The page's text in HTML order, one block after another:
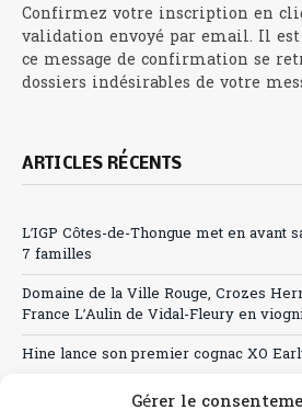
Gérer le
Confirmez votre inscription en
validation envoyé par email. Il est
ce message de confirmation se
dossiers indésirables de votre
ARTICLES RÉCENTS
L’IGP Côtes-de-Thongue met en avant
7 familles
Domaine de la Ville Rouge, Crozes
France L’Aulin de Vidal-Fleury en
Hine lance son premier cognac XO
Canicule : A quand le CHR à « l’heure